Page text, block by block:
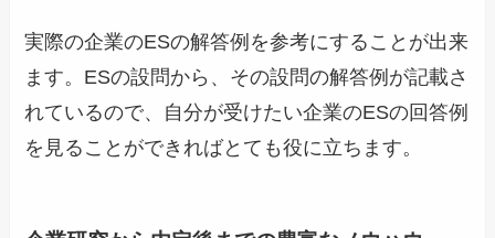
実際の企業のESの解答例を参考にすることが出来
ます。ESの設問から、その設問の解答例が記載さ
れているので、自分が受けたい企業のESの回答例
を見ることができればとても役に立ちます。